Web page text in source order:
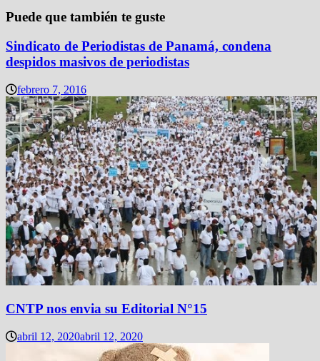
Puede que también te guste
Sindicato de Periodistas de Panamá, condena
despidos masivos de periodistas
febrero 7, 2016
CNTP nos envia su Editorial N°15
abril 12, 2020abril 12, 2020